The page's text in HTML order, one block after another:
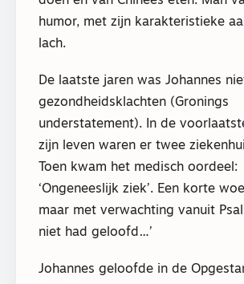
humor, met zijn karakteristieke
lach.
De laatste jaren was Johannes
gezondheidsklachten (Gronings
understatement). In de
zijn leven waren er twee
Toen kwam het medisch oordeel:
‘Ongeneeslijk ziek’. Een korte
maar met verwachting vanuit
niet had geloofd…’
Johannes geloofde in de